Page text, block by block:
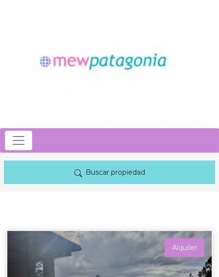
Buscar propiedad
Alquiler